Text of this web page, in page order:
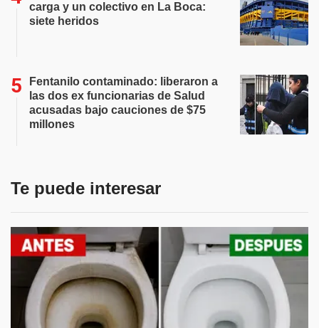
carga y un colectivo en La Boca:
siete heridos
Fentanilo contaminado: liberaron a
las dos ex funcionarias de Salud
acusadas bajo cauciones de $75
millones
Te puede interesar